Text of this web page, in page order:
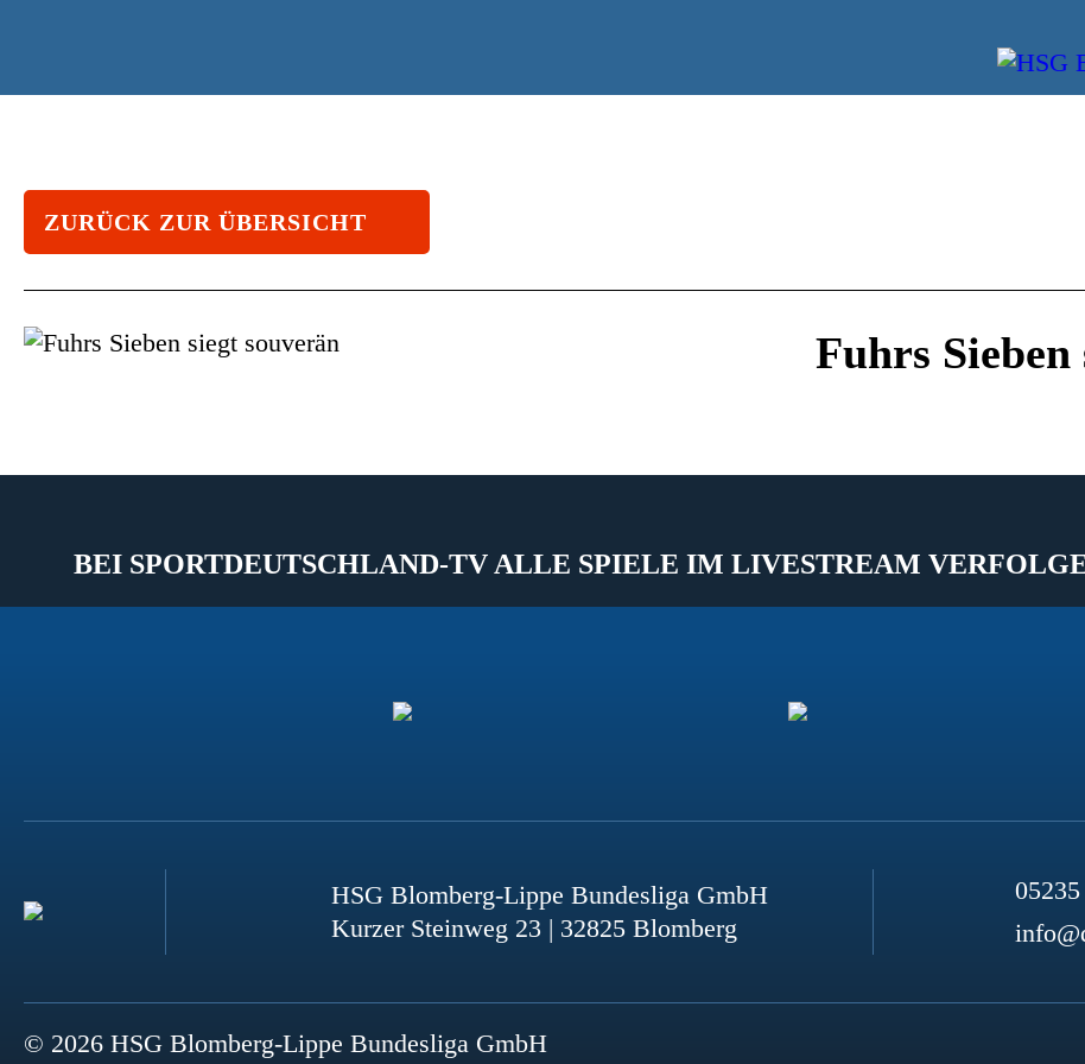
ZURÜCK ZUR ÜBERSICHT
Fuhrs Sieben
BEI SPORTDEUTSCHLAND-TV ALLE SPIELE IM LIVESTREAM
HSG Blomberg-Lippe Bundesliga GmbH
Kurzer Steinweg 23 | 32825 Blomberg
© 2026 HSG Blomberg-Lippe Bundesliga GmbH